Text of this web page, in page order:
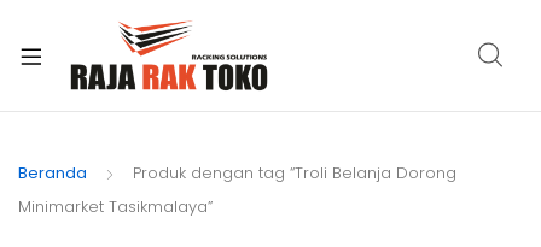
Beranda
Produk dengan tag “Troli Belanja Dorong
Minimarket Tasikmalaya”